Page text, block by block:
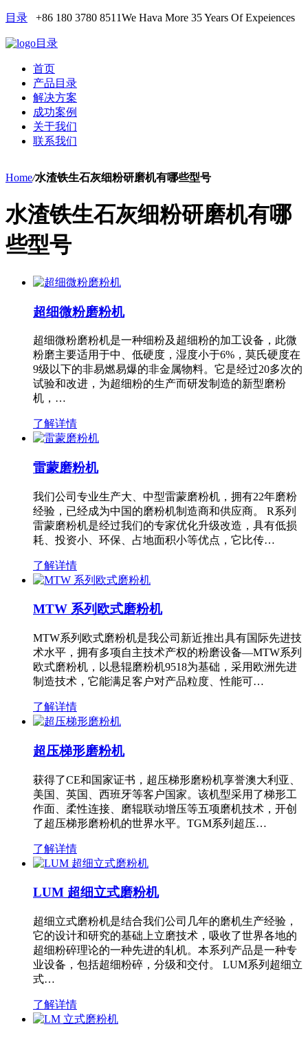
目录 +86 180 3780 8511We Hava More 35 Years Of Expeiences
目录
首页
产品目录
解决方案
成功案例
关于我们
联系我们
Home/水渣铁生石灰细粉研磨机有哪些型号
水渣铁生石灰细粉研磨机有哪
些型号
超细微粉磨粉机
超细微粉磨粉机是一种细粉及超细粉的加工设备，此微
粉磨主要适用于中、低硬度，湿度小于6%，莫氏硬度在
9级以下的非易燃易爆的非金属物料。它是经过20多次的
试验和改进，为超细粉的生产而研发制造的新型磨粉
机，…
了解详情
雷蒙磨粉机
我们公司专业生产大、中型雷蒙磨粉机，拥有22年磨粉
经验，已经成为中国的磨粉机制造商和供应商。 R系列
雷蒙磨粉机是经过我们的专家优化升级改造，具有低损
耗、投资小、环保、占地面积小等优点，它比传…
了解详情
MTW 系列欧式磨粉机
MTW系列欧式磨粉机是我公司新近推出具有国际先进技
术水平，拥有多项自主技术产权的粉磨设备—MTW系列
欧式磨粉机，以悬辊磨粉机9518为基础，采用欧洲先进
制造技术，它能满足客户对产品粒度、性能可…
了解详情
超压梯形磨粉机
获得了CE和国家证书，超压梯形磨粉机享誉澳大利亚、
美国、英国、西班牙等客户国家。该机型采用了梯形工
作面、柔性连接、磨辊联动增压等五项磨机技术，开创
了超压梯形磨粉机的世界水平。TGM系列超压…
了解详情
LUM 超细立式磨粉机
超细立式磨粉机是结合我们公司几年的磨机生产经验，
它的设计和研究的基础上立磨技术，吸收了世界各地的
超细粉碎理论的一种先进的轧机。本系列产品是一种专
业设备，包括超细粉碎，分级和交付。 LUM系列超细立
式…
了解详情